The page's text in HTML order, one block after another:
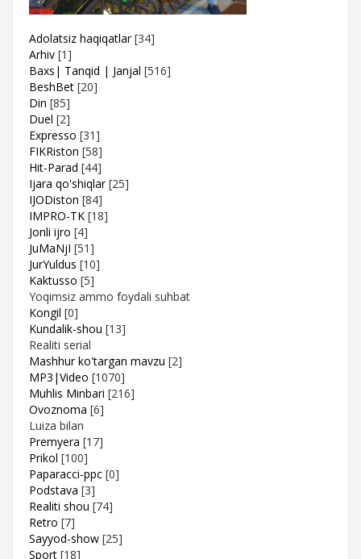
Adolatsiz haqiqatlar [34]
Arhiv [1]
Baxs| Tanqid | Janjal [516]
BeshBet [20]
Din [85]
Duel [2]
Expresso [31]
FIKRiston [58]
Hit-Parad [44]
Ijara qo'shiqlar [25]
IJODiston [84]
IMPRO-TK [18]
Jonli ijro [4]
JuMaNjI [51]
JurYuldus [10]
Kaktusso [5]
Yoqimsiz ammo foydali suhbat
Kongil [0]
Kundalik-shou [13]
Realiti serial
Mashhur ko'targan mavzu [2]
MP3|Video [1070]
Muhlis Minbari [216]
Ovoznoma [6]
Luiza bilan
Premyera [17]
Prikol [100]
Paparacci-ppc [0]
Podstava [3]
Realiti shou [74]
Retro [7]
Sayyod-show [25]
Sport [18]